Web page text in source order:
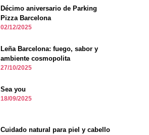
Décimo aniversario de Parking
Pizza Barcelona
02/12/2025
Leña Barcelona: fuego, sabor y
ambiente cosmopolita
27/10/2025
Sea you
18/09/2025
Cuidado natural para piel y cabello